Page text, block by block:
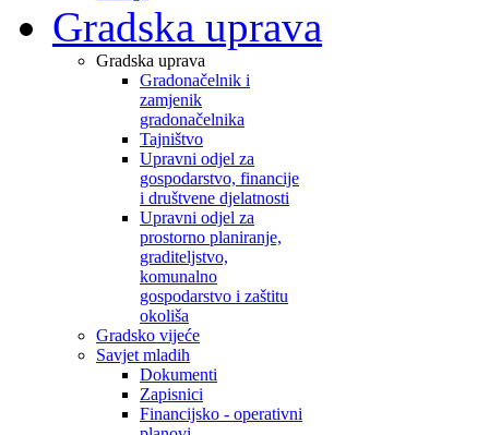
Gradska uprava
Gradska uprava
Gradonačelnik i
zamjenik
gradonačelnika
Tajništvo
Upravni odjel za
gospodarstvo, financije
i društvene djelatnosti
Upravni odjel za
prostorno planiranje,
graditeljstvo,
komunalno
gospodarstvo i zaštitu
okoliša
Gradsko vijeće
Savjet mladih
Dokumenti
Zapisnici
Financijsko - operativni